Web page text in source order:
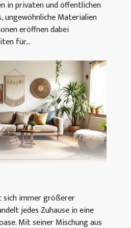
in privaten und öffentlichen
ungewöhnliche Materialien
eröffnen dabei
für...
immer größerer
jedes Zuhause in eine
Mit seiner Mischung aus